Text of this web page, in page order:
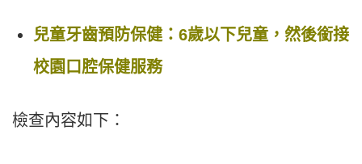
兒童牙齒預防保健：6歲以下兒童，然後銜接
校園口腔保健服務
檢查內容如下：